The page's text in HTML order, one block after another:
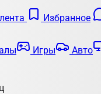
Избранное
Игры Авто